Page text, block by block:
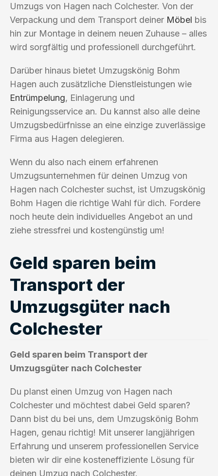
Umzugs von Hagen nach Colchester. Von der
Verpackung und dem Transport deiner Möbel bis
hin zur Montage in deinem neuen Zuhause – alles
wird sorgfältig und professionell durchgeführt.
Darüber hinaus bietet Umzugskönig Bohm
Hagen auch zusätzliche Dienstleistungen wie
Entrümpelung, Einlagerung und
Reinigungsservice an. Du kannst also alle deine
Umzugsbedürfnisse an eine einzige zuverlässige
Firma aus Hagen delegieren.
Wenn du also nach einem erfahrenen
Umzugsunternehmen für deinen Umzug von
Hagen nach Colchester suchst, ist Umzugskönig
Bohm Hagen die richtige Wahl für dich. Fordere
noch heute dein individuelles Angebot an und
ziehe stressfrei und kostengünstig um!
Geld sparen beim
Transport der
Umzugsgüter nach
Colchester
Geld sparen beim Transport der
Umzugsgüter nach Colchester
Du planst einen Umzug von Hagen nach
Colchester und möchtest dabei Geld sparen?
Dann bist du bei uns, dem Umzugskönig Bohm
Hagen, genau richtig! Mit unserer langjährigen
Erfahrung und unserem professionellen Service
bieten wir dir eine kosteneffiziente Lösung für
deinen Umzug nach Colchester.